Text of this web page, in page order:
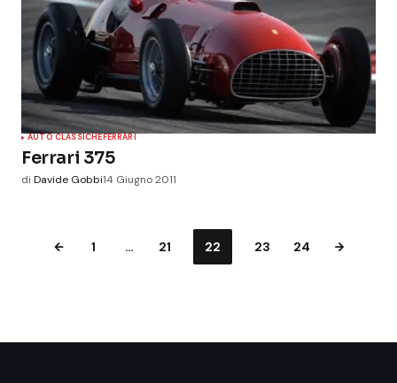
AUTO CLASSICHEFERRARI
Ferrari 375
di Davide Gobbi14 Giugno 2011
1 … 21 22 23 24